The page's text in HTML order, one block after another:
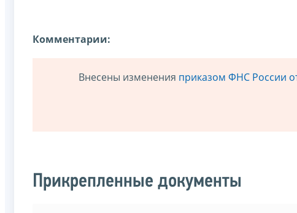
Комментарии:
Внесены изменения приказом ФНС России
Прикрепленные документы